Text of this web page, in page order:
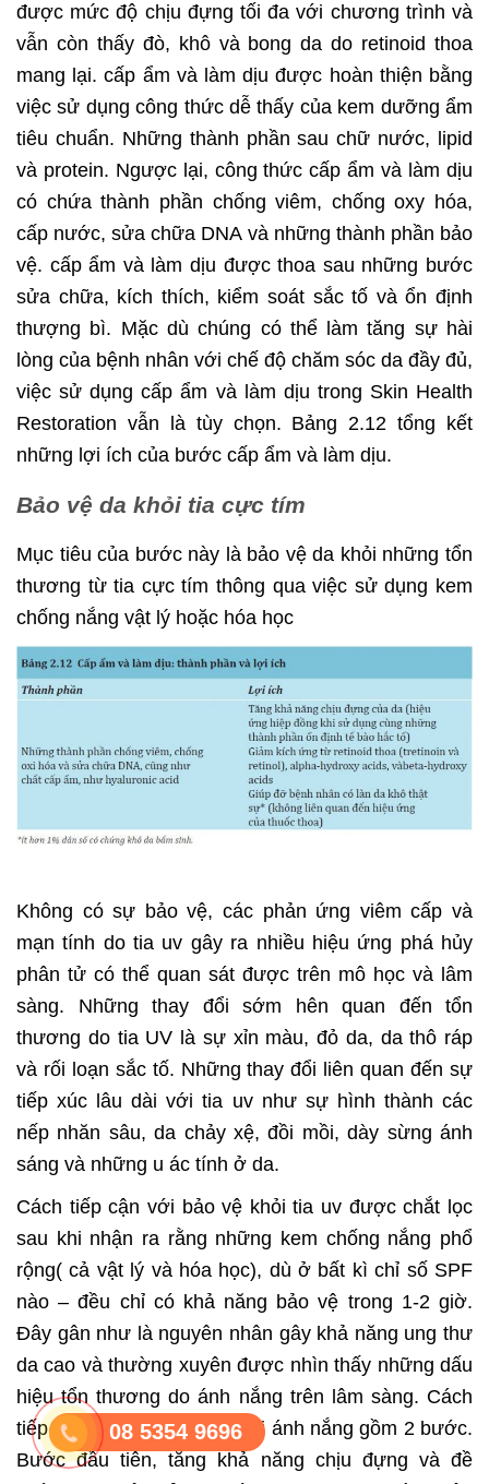
được mức độ chịu đựng tối đa với chương trình và
vẫn còn thấy đò, khô và bong da do retinoid thoa
mang lại. cấp ẩm và làm dịu được hoàn thiện bằng
việc sử dụng công thức dễ thấy của kem dưỡng ẩm
tiêu chuẩn. Những thành phần sau chữ nước, lipid
và protein. Ngược lại, công thức cấp ẩm và làm dịu
có chứa thành phần chống viêm, chống oxy hóa,
cấp nước, sửa chữa DNA và những thành phần bảo
vệ. cấp ẩm và làm dịu được thoa sau những bước
sửa chữa, kích thích, kiểm soát sắc tố và ổn định
thượng bì. Mặc dù chúng có thể làm tăng sự hài
lòng của bệnh nhân với chế độ chăm sóc da đầy đủ,
việc sử dụng cấp ẩm và làm dịu trong Skin Health
Restoration vẫn là tùy chọn. Bảng 2.12 tổng kết
những lợi ích của bước cấp ẩm và làm dịu.
Bảo vệ da khỏi tia cực tím
Mục tiêu của bước này là bảo vệ da khỏi những tổn
thương từ tia cực tím thông qua việc sử dụng kem
chống nắng vật lý hoặc hóa học
Không có sự bảo vệ, các phản ứng viêm cấp và
mạn tính do tia uv gây ra nhiều hiệu ứng phá hủy
phân tử có thể quan sát được trên mô học và lâm
sàng. Những thay đổi sớm hên quan đến tổn
thương do tia UV là sự xỉn màu, đỏ da, da thô ráp
và rối loạn sắc tố. Những thay đổi liên quan đến sự
tiếp xúc lâu dài với tia uv như sự hình thành các
nếp nhăn sâu, da chảy xệ, đồi mồi, dày sừng ánh
sáng và những u ác tính ở da.
Cách tiếp cận với bảo vệ khỏi tia uv được chắt lọc
sau khi nhận ra rằng những kem chống nắng phổ
rộng( cả vật lý và hóa học), dù ở bất kì chỉ số SPF
nào – đều chỉ có khả năng bảo vệ trong 1-2 giờ.
Đây gân như là nguyên nhân gây khả năng ung thư
da cao và thường xuyên được nhìn thấy những dấu
hiệu tổn thương do ánh nắng trên lâm sàng. Cách
tiếp cận mới với bảo vệ khỏi ánh nắng gồm 2 bước.
Bước đầu tiên, tăng khả năng chịu đựng và đề
08 5354 9696